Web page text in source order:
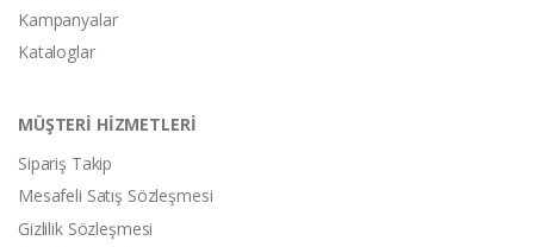
Kampanyalar
Kataloglar
MÜŞTERİ HİZMETLERİ
Sipariş Takip
Mesafeli Satış Sözleşmesi
Gizlilik Sözleşmesi